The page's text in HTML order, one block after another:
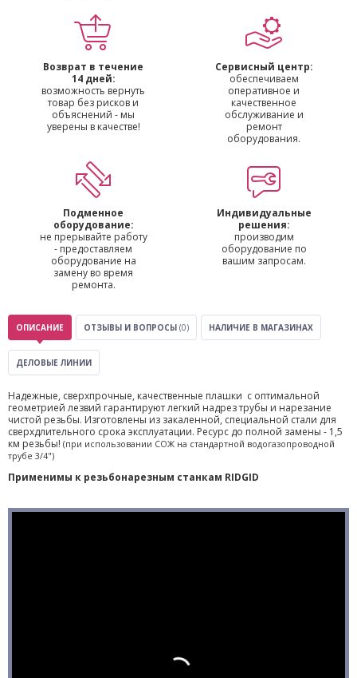
Возврат в течение
14 дней:
возможность вернуть
товар без рисков и
объяснений - мы
уверены в качестве!
Сервисный центр:
обеспечиваем
оперативное и
качественное
обслуживание и
ремонт
оборудования.
Подменное
оборудование:
не прерывайте работу
- предоставляем
оборудование на
замену во время
ремонта.
Индивидуальные
решения:
производим
оборудование по
вашим запросам.
ОПИСАНИЕ ОТЗЫВЫ И ВОПРОСЫ (0) НАЛИЧИЕ В МАГАЗИНАХ
ДЕЛОВЫЕ ЛИНИИ
Надежные, сверхпрочные, качественные плашки с оптимальной
геометрией лезвий гарантируют легкий надрез трубы и нарезание
чистой резьбы. Изготовлены из закаленной, специальной стали для
сверхдлительного срока эксплуатации. Ресурс до полной замены - 1,5
км резьбы! (при использовании СОЖ на стандартной водогазопроводной
трубе 3/4")
Применимы к резьбонарезным станкам RIDGID